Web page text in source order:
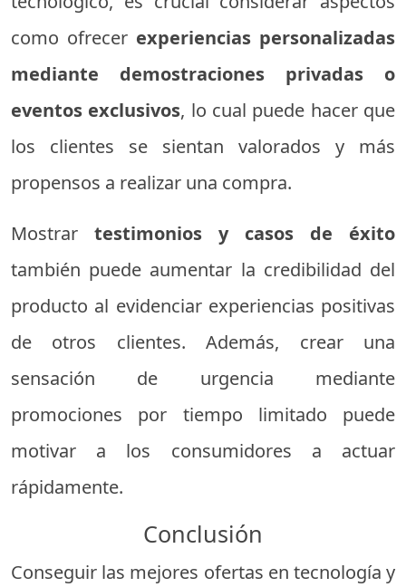
como ofrecer experiencias personalizadas
mediante demostraciones privadas o
eventos exclusivos, lo cual puede hacer que
los clientes se sientan valorados y más
propensos a realizar una compra.
Mostrar testimonios y casos de éxito
también puede aumentar la credibilidad del
producto al evidenciar experiencias positivas
de otros clientes. Además, crear una
sensación de urgencia mediante
promociones por tiempo limitado puede
motivar a los consumidores a actuar
rápidamente.
Conclusión
Conseguir las mejores ofertas en tecnología y